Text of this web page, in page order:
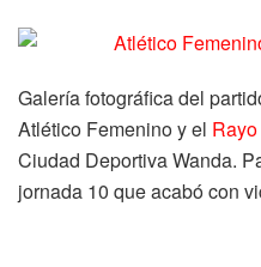
Galería fotográfica del
Atlético Femenino y el
Ciudad Deportiva Wanda.
jornada 10 que acabó con